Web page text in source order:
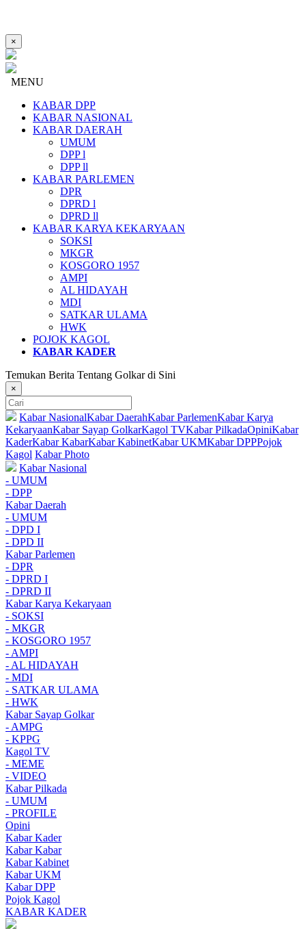
×
MENU
KABAR DPP
KABAR NASIONAL
KABAR DAERAH
UMUM
DPP l
DPP ll
KABAR PARLEMEN
DPR
DPRD l
DPRD ll
KABAR KARYA KEKARYAAN
SOKSI
MKGR
KOSGORO 1957
AMPI
AL HIDAYAH
MDI
SATKAR ULAMA
HWK
POJOK KAGOL
KABAR KADER
Temukan Berita Tentang Golkar di Sini
×
Kabar NasionalKabar DaerahKabar ParlemenKabar Karya
KekaryaanKabar Sayap GolkarKagol TVKabar PilkadaOpiniKabar
KaderKabar KabarKabar KabinetKabar UKMKabar DPPPojok
Kagol Kabar Photo
Kabar Nasional
- UMUM
- DPP
Kabar Daerah
- UMUM
- DPD I
- DPD II
Kabar Parlemen
- DPR
- DPRD I
- DPRD II
Kabar Karya Kekaryaan
- SOKSI
- MKGR
- KOSGORO 1957
- AMPI
- AL HIDAYAH
- MDI
- SATKAR ULAMA
- HWK
Kabar Sayap Golkar
- AMPG
- KPPG
Kagol TV
- MEME
- VIDEO
Kabar Pilkada
- UMUM
- PROFILE
Opini
Kabar Kader
Kabar Kabar
Kabar Kabinet
Kabar UKM
Kabar DPP
Pojok Kagol
KABAR KADER